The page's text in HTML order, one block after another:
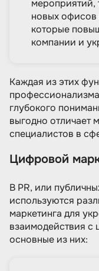
мероприятий,
новых офисов
которые
компании и
Каждая из этих
глубокого
выгодно отличает
специалистов в
Цифровой
В PR, или
используются
маркетинга для
взаимодействия с
основные из них: